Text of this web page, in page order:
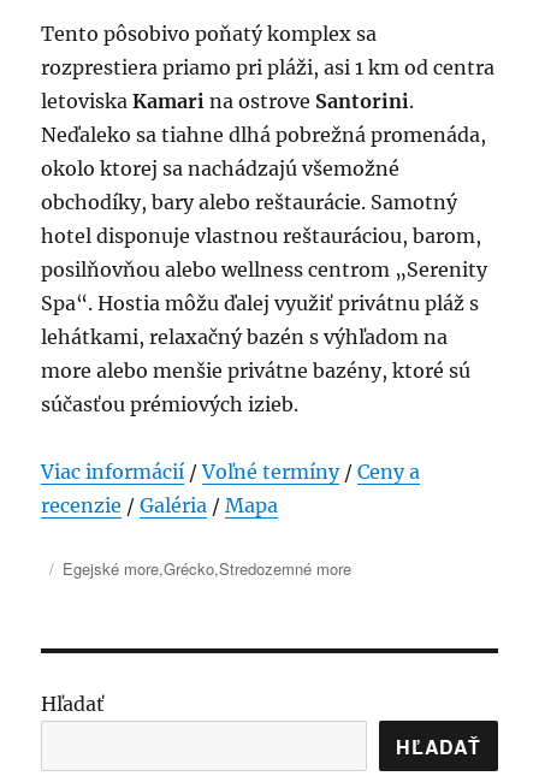
Tento pôsobivo poňatý komplex sa
rozprestiera priamo pri pláži, asi 1 km od centra
letoviskaKamari na ostrove Santorini.
Neďaleko sa tiahne dlhá pobrežná promenáda,
okolo ktorej sa nachádzajú všemožné
obchodíky, bary alebo reštaurácie. Samotný
hotel disponuje vlastnou reštauráciou, barom,
posilňovňou alebo wellness centrom „Serenity
Spa“. Hostia môžu ďalej využiť privátnu pláž s
lehátkami, relaxačný bazén s výhľadom na
more alebo menšie privátne bazény, ktoré sú
súčasťou prémiových izieb.
Viac informácií /Voľné termíny/Ceny a
recenzie /Galéria /Mapa
Publikované
Kategórie
Egejské more,Grécko,Stredozemné more
Hľadať
HĽADAŤ